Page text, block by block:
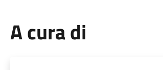
A cura di